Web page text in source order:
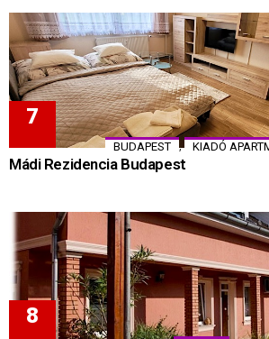
BUDAPEST , KIADÓ
Mádi Rezidencia Budapest